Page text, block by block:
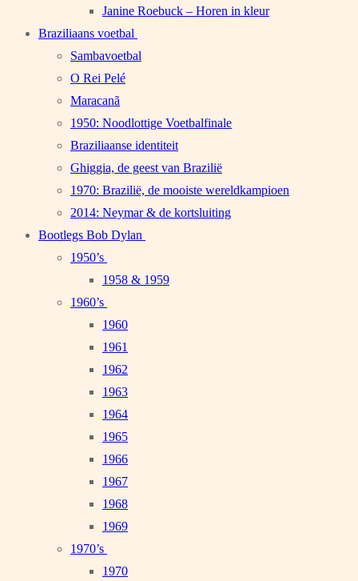
Janine Roebuck – Horen in kleur
Braziliaans voetbal
Sambavoetbal
O Rei Pelé
Maracanã
1950: Noodlottige Voetbalfinale
Braziliaanse identiteit
Ghiggia, de geest van Brazilië
1970: Brazilië, de mooiste wereldkampioen
2014: Neymar & de kortsluiting
Bootlegs Bob Dylan
1950’s
1958 & 1959
1960’s
1960
1961
1962
1963
1964
1965
1966
1967
1968
1969
1970’s
1970